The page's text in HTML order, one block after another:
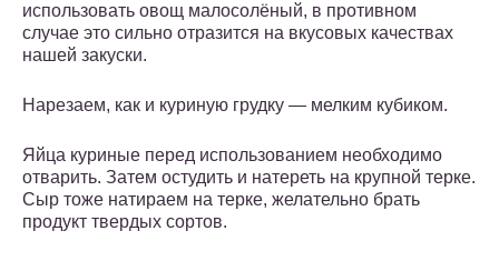
использовать овощ малосолёный, в противном
случае это сильно отразится на вкусовых качествах
нашей закуски.
Нарезаем, как и куриную грудку — мелким кубиком.
Яйца куриные перед использованием необходимо
отварить. Затем остудить и натереть на крупной терке.
Сыр тоже натираем на терке, желательно брать
продукт твердых сортов.